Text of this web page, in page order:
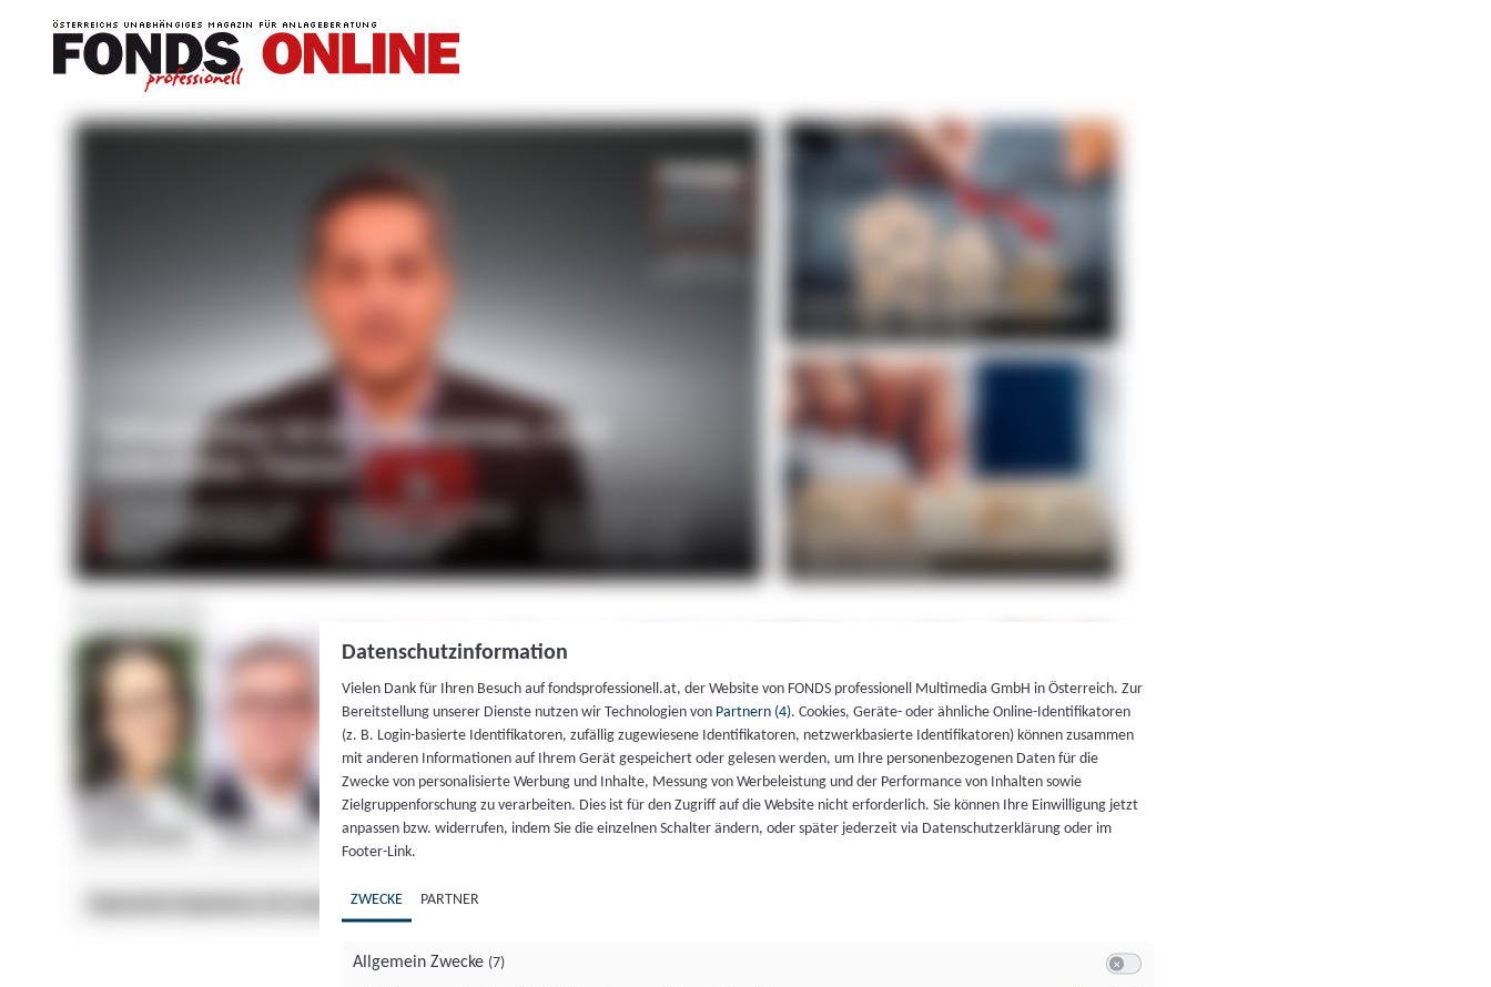
Datenschutzinformation
Vielen Dank für Ihren Besuch auf fondsprofessionell.at, der Website von FONDS professionell Multimedia GmbH in Österreich. Zur
Bereitstellung unserer Dienste nutzen wir Technologien von Partnern (4). Cookies, Geräte- oder ähnliche Online-Identifikatoren
(z. B. Login-basierte Identifikatoren, zufällig zugewiesene Identifikatoren, netzwerkbasierte Identifikatoren) können zusammen
mit anderen Informationen auf Ihrem Gerät gespeichert oder gelesen werden, um Ihre personenbezogenen Daten für die
Zwecke von personalisierte Werbung und Inhalte, Messung von Werbeleistung und der Performance von Inhalten sowie
Zielgruppenforschung zu verarbeiten. Dies ist für den Zugriff auf die Website nicht erforderlich. Sie können Ihre Einwilligung jetzt
anpassen bzw. widerrufen, indem Sie die einzelnen Schalter ändern, oder später jederzeit via Datenschutzerklärung oder im
Footer-Link.
ZWECKE PARTNER
Allgemein Zwecke (7)